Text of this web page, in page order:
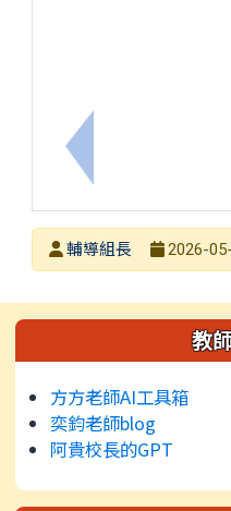
上一筆：轉知本是
發布者
輔導組長
2026-
左邊區域內容 教
方方老師AI工具箱
奕鈞老師blog
阿貴校長的GPT